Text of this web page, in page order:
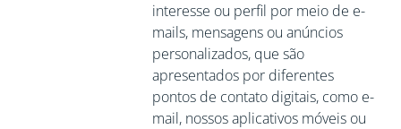
interesse ou perfil por meio de e-
mails, mensagens ou anúncios
personalizados, que são
apresentados por diferentes
pontos de contato digitais, como e-
mail, nossos aplicativos móveis ou